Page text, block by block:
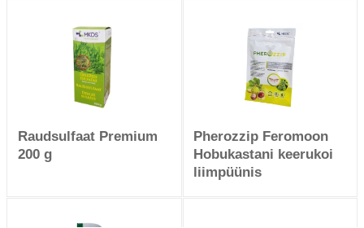
Raudsulfaat Premium
200 g
Pherozzip Feromoon
Hobukastani keerukoi
liimpüünis